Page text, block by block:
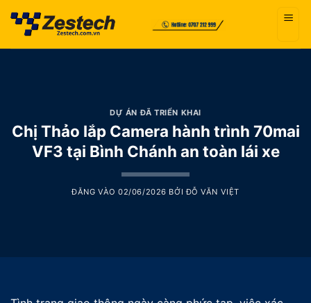
qua
DỰ ÁN ĐÃ TRIỂN KHAI
Chị Thảo lắp Camera hành trình 70mai
VF3 tại Bình Chánh an toàn lái xe
ĐĂNG VÀO02/06/2026 BỞIĐỖ VĂN VIỆT